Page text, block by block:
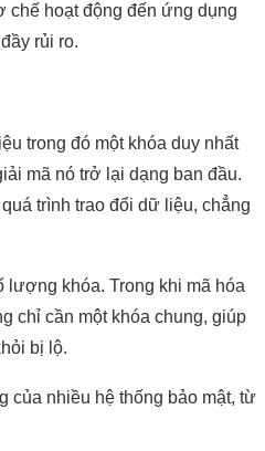
chế hoạt động đến ứng dụng
rủi ro.
trong đó một khóa duy nhất
mã nó trở lại dạng ban đầu.
trình trao đổi dữ liệu, chẳng
lượng khóa. Trong khi mã hóa
chỉ cần một khóa chung, giúp
bị lộ.
của nhiều hệ thống bảo mật, từ